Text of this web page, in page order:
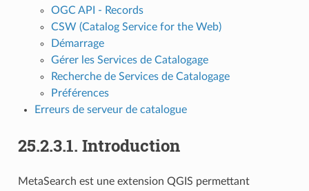
OGC API - Records
CSW (Catalog Service for the Web)
Démarrage
Gérer les Services de Catalogage
Recherche de Services de Catalogage
Préférences
Erreurs de serveur de catalogue
25.2.3.1. Introduction
MetaSearch est une extension QGIS permettant